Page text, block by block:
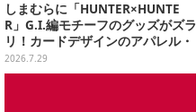
しまむらに「HUNTER×HUNTE
R」G.I.編モチーフのグッズがズラ
リ！カードデザインのアパレル・
雑貨、ゴレイヌの「オレが3人分
になる…」も
2026.7.29